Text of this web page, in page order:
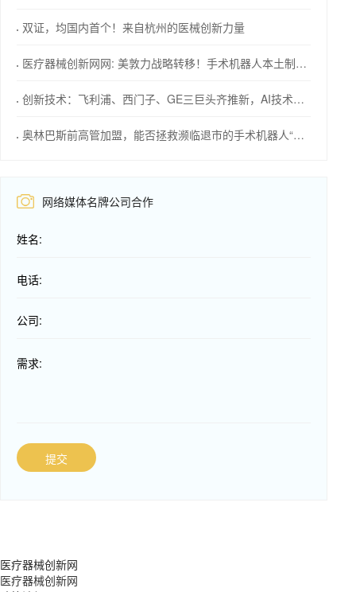
双证，均国内首个！来自杭州的医械创新力量
医疗器械创新网网: 美敦力战略转移！手术机器人本土制造计划
创新技术：飞利浦、西门子、GE三巨头齐推新，AI技术成焦点！
奥林巴斯前高管加盟，能否拯救濒临退市的手术机器人“独角兽”？
网络媒体名牌公司合作
姓名:
电话:
公司:
需求:
提交
医疗器械创新网
医疗器械创新网